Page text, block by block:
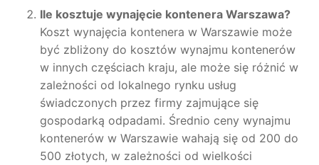
Ile kosztuje wynajęcie kontenera Warszawa?
Koszt wynajęcia kontenera w Warszawie może
być zbliżony do kosztów wynajmu kontenerów
w innych częściach kraju, ale może się różnić w
zależności od lokalnego rynku usług
świadczonych przez firmy zajmujące się
gospodarką odpadami. Średnio ceny wynajmu
kontenerów w Warszawie wahają się od 200 do
500 złotych, w zależności od wielkości